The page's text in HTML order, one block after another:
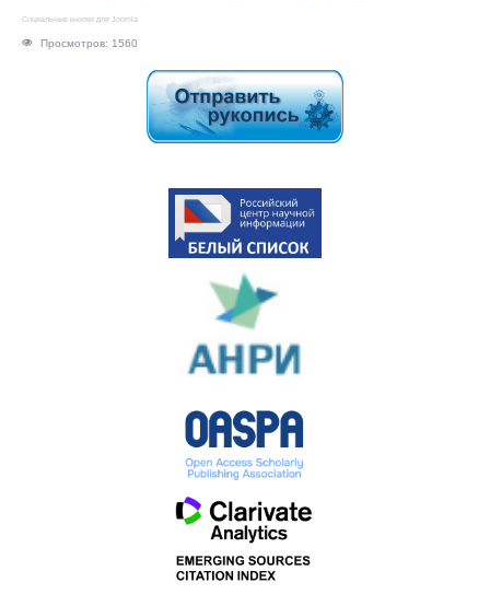
Социальные кнопки для Joomla
Просмотров: 1560